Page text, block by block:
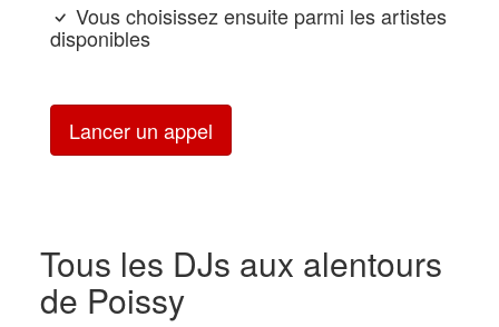
Vous choisissez ensuite parmi les artistes
disponibles
Lancer un appel
Tous les DJs aux alentours
de Poissy